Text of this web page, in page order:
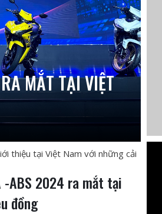
MẮT TẠI VIỆT
thiệu tại Việt Nam với những cải
-ABS 2024 ra mắt tại
đồng